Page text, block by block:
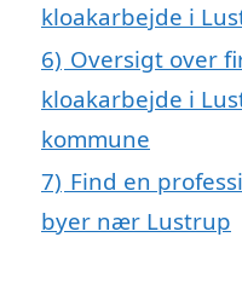
kloakarbejde i
6) Oversigt over
kloakarbejde i
kommune
7) Find en
byer nær Lustrup